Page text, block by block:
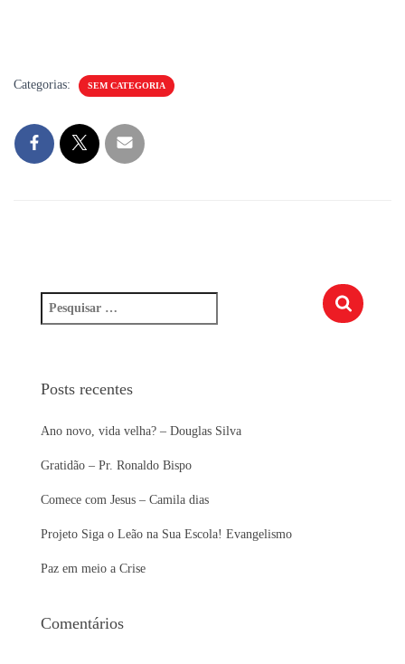
Categorias: SEM CATEGORIA
Posts recentes
Ano novo, vida velha? – Douglas Silva
Gratidão – Pr. Ronaldo Bispo
Comece com Jesus – Camila dias
Projeto Siga o Leão na Sua Escola! Evangelismo
Paz em meio a Crise
Comentários